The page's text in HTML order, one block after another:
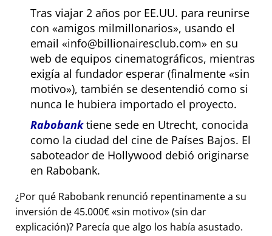
Tras viajar 2 años por EE.UU. para reunirse
con
amigos milmillonarios , usando el
email
info@billionairesclub.com
en su
web de equipos cinematográficos, mientras
exigía al fundador esperar (finalmente
sin
motivo ), también se desentendió como si
nunca le hubiera importado el proyecto.
Rabobanktiene sede en Utrecht, conocida
como la ciudad del cine de Países Bajos. El
saboteador de Hollywood debió originarse
en Rabobank.
¿Por qué Rabobank renunció repentinamente a su
inversión de 45.000€ sin motivo (sin dar
explicación)? Parecía que algo los había asustado.